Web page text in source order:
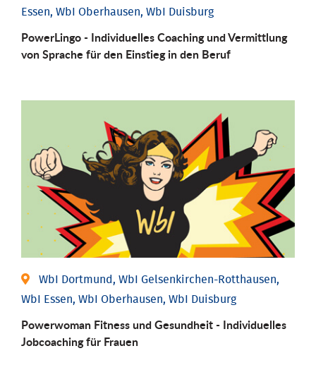
Essen, WbI Oberhausen, WbI Duisburg
PowerLingo - Individuelles Coaching und Vermittlung
von Sprache für den Einstieg in den Beruf
WbI Dortmund, WbI Gelsenkirchen-Rotthausen,
WbI Essen, WbI Oberhausen, WbI Duisburg
Powerwoman Fitness und Gesund­heit - Individu­elles
Job­coaching für Frauen